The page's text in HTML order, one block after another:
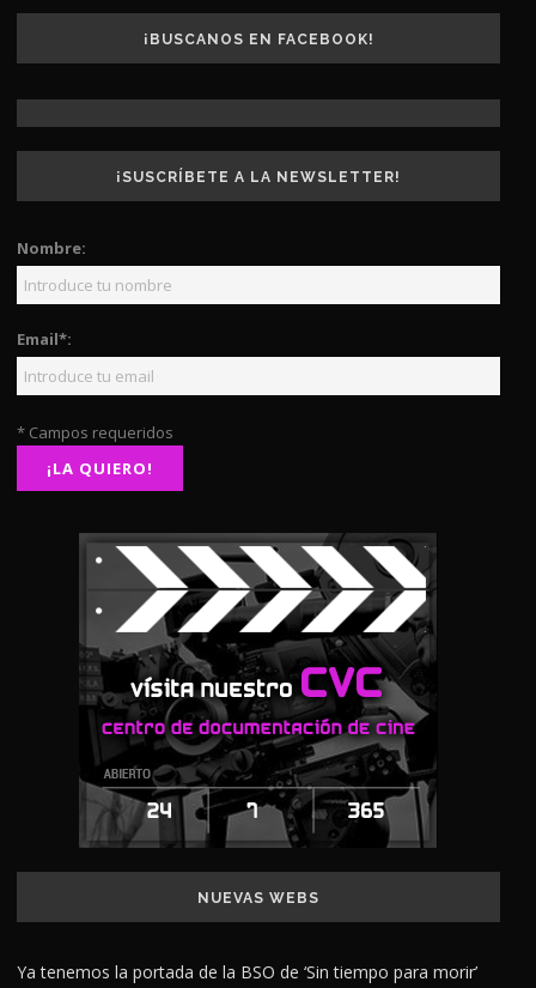
¡BUSCANOS EN FACEBOOK!
¡SUSCRÍBETE A LA NEWSLETTER!
Nombre:
Email*:
* Campos requeridos
NUEVAS WEBS
Ya tenemos la portada de la BSO de ‘Sin tiempo para morir’